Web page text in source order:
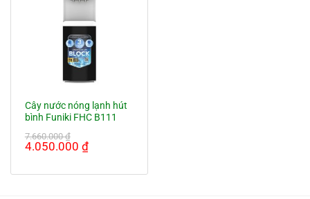
Cây nước nóng lạnh hút
bình Funiki FHC B111
7.660.000₫
Giá
là:
4.050.000 ₫Giá
tại